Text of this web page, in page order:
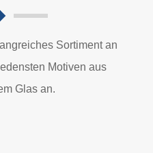
Sortiment an
Motiven aus
Glas an.